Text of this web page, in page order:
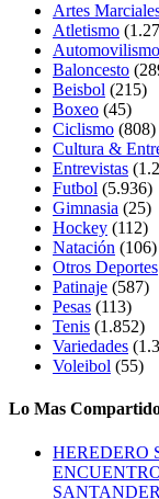
Artes
Atletismo
Automovilismo
Baloncesto
Beisbol (215)
Boxeo (45)
Ciclismo (808)
Cultura &
Entrevistas
Futbol (5.936)
Gimnasia (25)
Hockey (112)
Natación (106)
Otros Deportes
Patinaje (587)
Pesas (113)
Tenis (1.852)
Variedades
Voleibol (55)
Lo Mas
HEREDERO